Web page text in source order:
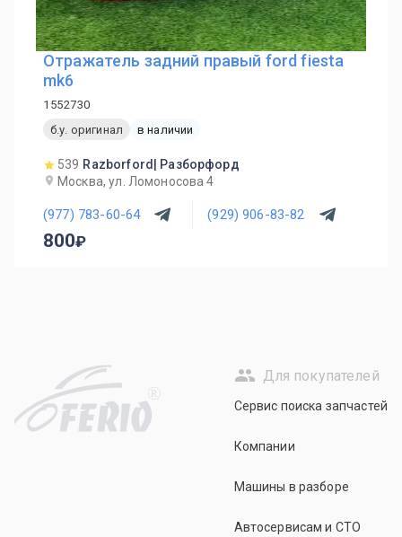
Отражатель задний правый ford fiesta
mk6
1552730
б.у. оригинал
в наличии
539 Razborford| Разборфорд
Москва, ул. Ломоносова 4
(977) 783-60-64 (929) 906-83-82
800
R
Для покупателей
Сервис поиска запчастей
Компании
Машины в разборе
Автосервисам и СТО